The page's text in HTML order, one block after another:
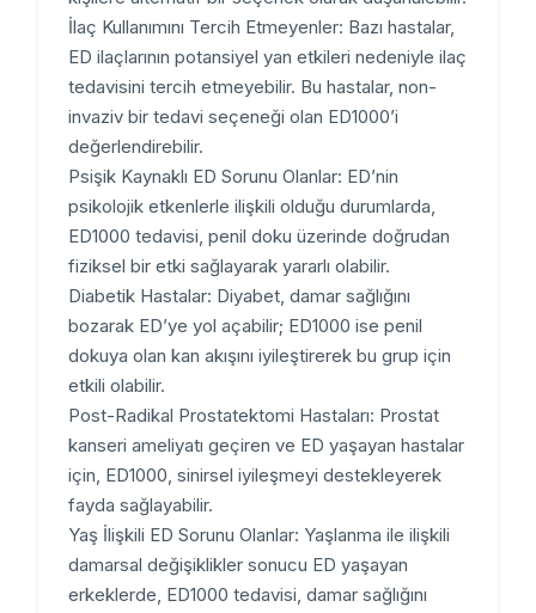
İlaç Kullanımını Tercih Etmeyenler: Bazı hastalar,
ED ilaçlarının potansiyel yan etkileri nedeniyle ilaç
tedavisini tercih etmeyebilir. Bu hastalar, non-
invaziv bir tedavi seçeneği olan ED1000’i
değerlendirebilir.
Psişik Kaynaklı ED Sorunu Olanlar: ED’nin
psikolojik etkenlerle ilişkili olduğu durumlarda,
ED1000 tedavisi, penil doku üzerinde doğrudan
fiziksel bir etki sağlayarak yararlı olabilir.
Diabetik Hastalar: Diyabet, damar sağlığını
bozarak ED’ye yol açabilir; ED1000 ise penil
dokuya olan kan akışını iyileştirerek bu grup için
etkili olabilir.
Post-Radikal Prostatektomi Hastaları: Prostat
kanseri ameliyatı geçiren ve ED yaşayan hastalar
için, ED1000, sinirsel iyileşmeyi destekleyerek
fayda sağlayabilir.
Yaş İlişkili ED Sorunu Olanlar: Yaşlanma ile ilişkili
damarsal değişiklikler sonucu ED yaşayan
erkeklerde, ED1000 tedavisi, damar sağlığını